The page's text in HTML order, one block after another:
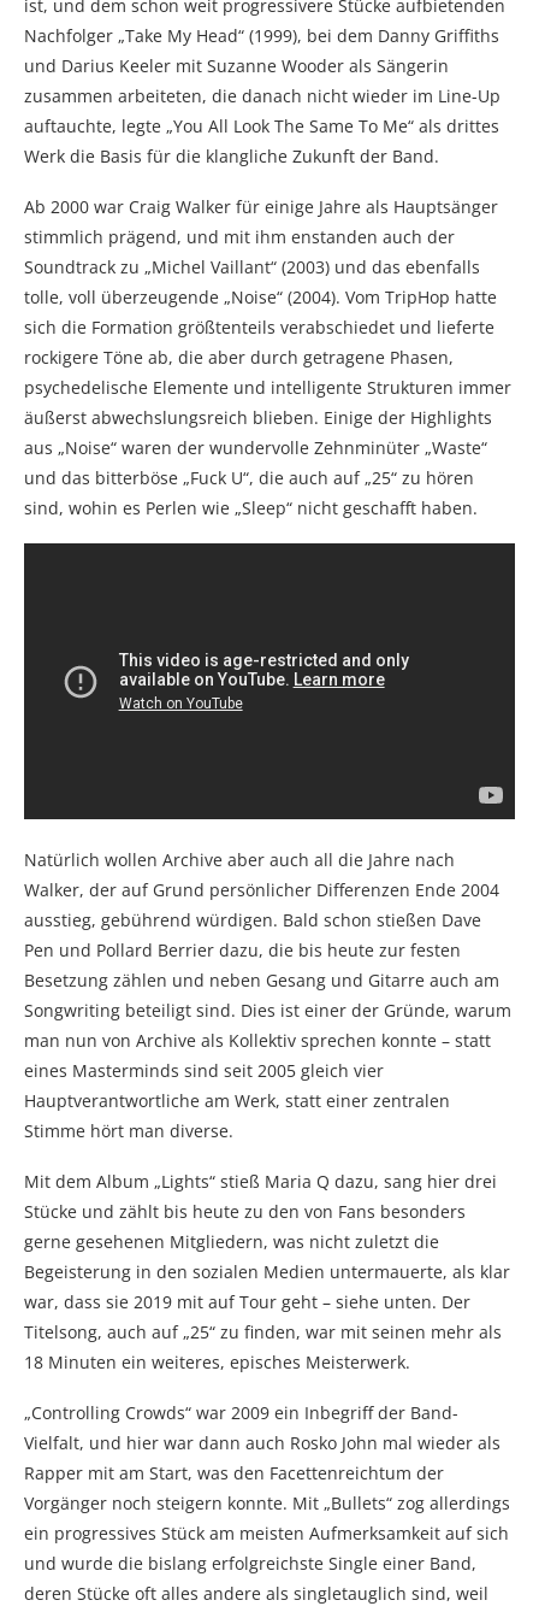
ist, und dem schon weit progressivere Stücke aufbietenden
Nachfolger „Take My Head“ (1999), bei dem Danny Griffiths
und Darius Keeler mit Suzanne Wooder als Sängerin
zusammen arbeiteten, die danach nicht wieder im Line-Up
auftauchte, legte „You All Look The Same To Me“ als drittes
Werk die Basis für die klangliche Zukunft der Band.
Ab 2000 war Craig Walker für einige Jahre als Hauptsänger
stimmlich prägend, und mit ihm enstanden auch der
Soundtrack zu „Michel Vaillant“ (2003) und das ebenfalls
tolle, voll überzeugende „Noise“ (2004). Vom TripHop hatte
sich die Formation größtenteils verabschiedet und lieferte
rockigere Töne ab, die aber durch getragene Phasen,
psychedelische Elemente und intelligente Strukturen immer
äußerst abwechslungsreich blieben. Einige der Highlights
aus „Noise“ waren der wundervolle Zehnminüter „Waste“
und das bitterböse „Fuck U“, die auch auf „25“ zu hören
sind, wohin es Perlen wie „Sleep“ nicht geschafft haben.
Natürlich wollen Archive aber auch all die Jahre nach
Walker, der auf Grund persönlicher Differenzen Ende 2004
ausstieg, gebührend würdigen. Bald schon stießen Dave
Pen und Pollard Berrier dazu, die bis heute zur festen
Besetzung zählen und neben Gesang und Gitarre auch am
Songwriting beteiligt sind. Dies ist einer der Gründe, warum
man nun von Archive als Kollektiv sprechen konnte – statt
eines Masterminds sind seit 2005 gleich vier
Hauptverantwortliche am Werk, statt einer zentralen
Stimme hört man diverse.
Mit dem Album „Lights“ stieß Maria Q dazu, sang hier drei
Stücke und zählt bis heute zu den von Fans besonders
gerne gesehenen Mitgliedern, was nicht zuletzt die
Begeisterung in den sozialen Medien untermauerte, als klar
war, dass sie 2019 mit auf Tour geht – siehe unten. Der
Titelsong, auch auf „25“ zu finden, war mit seinen mehr als
18 Minuten ein weiteres, episches Meisterwerk.
„Controlling Crowds“ war 2009 ein Inbegriff der Band-
Vielfalt, und hier war dann auch Rosko John mal wieder als
Rapper mit am Start, was den Facettenreichtum der
Vorgänger noch steigern konnte. Mit „Bullets“ zog allerdings
ein progressives Stück am meisten Aufmerksamkeit auf sich
und wurde die bislang erfolgreichste Single einer Band,
deren Stücke oft alles andere als singletauglich sind, weil